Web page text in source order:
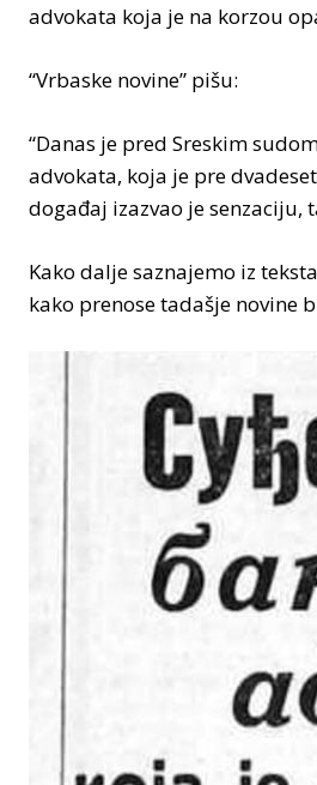
advokata koja je na korzou
“Vrbaske novine” pišu:
“Danas je pred Sreskim
advokata, koja je pre
događaj izazvao je senzaciju,
Kako dalje saznajemo iz
kako prenose tadašje novine